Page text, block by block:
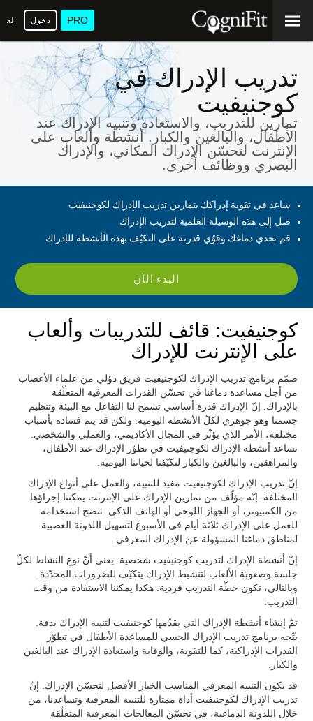
PRO دخول
تدريب الإدراك في
كوجنيفيت
تمارين للتدريب، والاستعادة وتنبيه الإدراك عند
الأطفال، والبالغين والكبار. أنشطة وألعاب على
الإنترنت لتحسّن الإدراك المكاني، والإدراك
البصري ووظائف أخرى.
ساعد في تقوية إدراكك بتمارين تدريب الإدراك لكوجنيفيت
صل إلى هذه الوسيلة العلمية لتدريب الإدراك
قم تحدي دماغك وقوّي قدرته على التكيّف بهذه الأنشطة للإدراك
البدء الآن
كوجنيفيت: قائف للتدريبات وألعاب
على الإنترنت للإدراك
صمّم برنامج تدريب الإدراك لكوجنيفيت فريق دؤلي من علماء الأعصاب
من أجل مساعدة دماغنا في تحسّن القدرات المعرفية المتعلّقة
بالإدراك. إنّ الإدراك قدرة أساسي تسمح لنا التفاعل مع البيئة وتنظيم
جسمنا وهو جوهري لكلّ الأنشطة اليومية. ولكن قد يتم فساده بأسباب
مختلفة، الأمر الذي يؤثّر في المجال الأكاديمي، والعملي والشخصي.
تساعد أنشطة الإدراك لكوجنيفيت في تطوّر الإدراك عند الأطفال،
والمراهقين، والبالغين والكبار لتكيّفنا لحياتنا اليومية.
إنّ تدريب الإدراك لكوجنيفيت مفيد للتنبيه، والعمل على أنواع الإدراك
المختلفة. إنّه مؤلّف من تمارين الإدراك على الإنترنت يمكننا إجراؤها
من الكمبيوتر، أو الجهاز اللوحي أو الهاتف الذكي. ننصح استخدامه
للعمل على الإدراك ثلاثة أيام في الأسبوع لتسهيل اللدونة العصبية
لمناطق دماغنا المسؤولة عن الإدراك المعرفي.
إنّ أنشطة الإدراك لتدريب كوجنيفيت شخصية. يعني أنّ نوع النشاط لكلّ
جلسة وصعوبة الألعاب لتنشيط الإدراك يتكيّف للضرورات المحدّدة.
وبالتالي، تكون خطّة التدريب فردية. هكذا يمكننا الاستفادة من وقت
التدريب.
تمّ إنشاء أنشطة الإدراك التي يقدّمها كوجنيفيت لتنبيه الإدراك بدقة.
يتّجه برنامج تدريب الإدراك الحسي للمساعدة الأطفال في تطوّر
القدرات الإدراكية، كما للتقوية، والوقاية واستعادة الإدراك عند البالغين
والكبار.
قد يكون التنبيه المعرفي المناسب الخيار الأفضل لتحسّن الإدراك. إنّ
تدريب الإدراك لكوجنيفيت أداة ممتازة للتنبيه المعرفية وتساعدنا، من
خلال اللدونة الدماغية، في تحسّن المعالجات المعرفية المتعلّقة